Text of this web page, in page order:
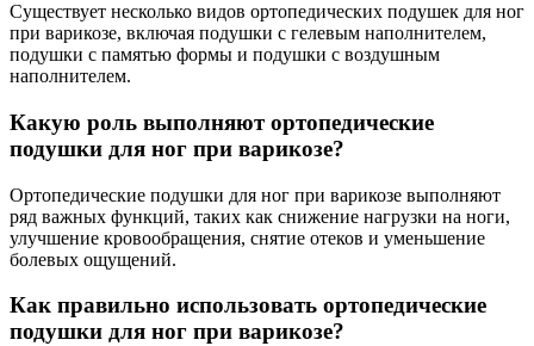
Существует несколько видов ортопедических подушек для ног
при варикозе, включая подушки с гелевым наполнителем,
подушки с памятью формы и подушки с воздушным
наполнителем.
Какую роль выполняют ортопедические
подушки для ног при варикозе?
Ортопедические подушки для ног при варикозе выполняют
ряд важных функций, таких как снижение нагрузки на ноги,
улучшение кровообращения, снятие отеков и уменьшение
болевых ощущений.
Как правильно использовать ортопедические
подушки для ног при варикозе?